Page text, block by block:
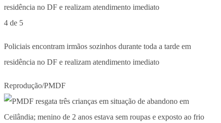
4 de 5
Policiais encontram irmãos sozinhos durante toda a tarde em
residência no DF e realizam atendimento imediato
Reprodução/PMDF